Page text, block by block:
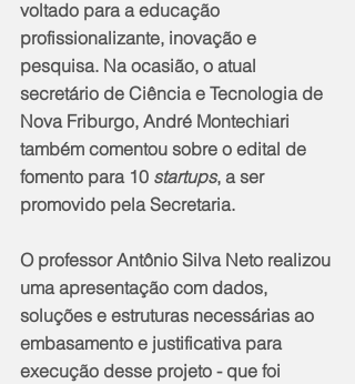
voltado para a educação
profissionalizante, inovação e
pesquisa. Na ocasião, o atual
secretário de Ciência e Tecnologia de
Nova Friburgo, André Montechiari
também comentou sobre o edital de
fomento para 10 startups, a ser
promovido pela Secretaria.
O professor Antônio Silva Neto realizou
uma apresentação com dados,
soluções e estruturas necessárias ao
embasamento e justificativa para
execução desse projeto - que foi